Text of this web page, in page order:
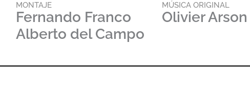
MONTAJE
Fernando Franco
Alberto del Campo
MÚSICA ORIGINAL
Olivier Arson